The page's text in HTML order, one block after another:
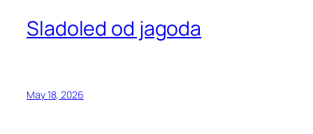
Sladoled od jagoda
May 18, 2026